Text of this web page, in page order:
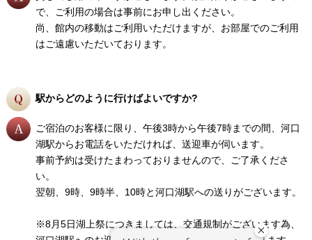
で、ご利用の場合は事前にお申し出ください。
尚、館内の移動はご利用いただけますが、お部屋でのご利用
はご遠慮いただいております。
駅からどのように行けばよいですか?
ご宿泊のお客様に限り、午後3時から午後7時までの間、河口
湖駅からお電話をいただければ、送迎車が伺います。
事前予約は受けたまわっておりませんので、ご了承くださ
い。
翌朝、9時、9時半、10時と河口湖駅への送りがございます。
※8月5日湖上祭につきましては、交通規制がございます為、